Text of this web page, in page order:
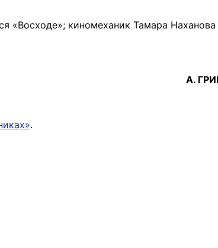
«Восходе»; киномеханик Тамара Наханова
А.
.